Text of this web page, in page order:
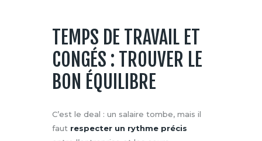
TEMPS DE TRAVAIL ET
CONGÉS : TROUVER LE
BON ÉQUILIBRE
C’est le deal : un salaire tombe, mais il
faut respecter un rythme précis